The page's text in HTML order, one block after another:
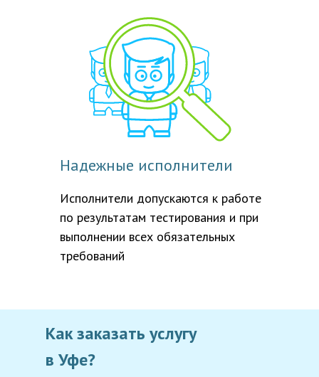
Надежные исполнители
Исполнители допускаются к работе
по результатам тестирования и при
выполнении всех обязательных
требований
Как заказать услугу
в Уфе?